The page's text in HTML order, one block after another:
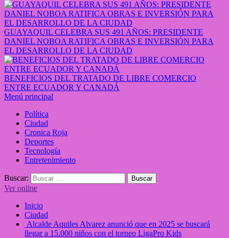
GUAYAQUIL CELEBRA SUS 491 AÑOS: PRESIDENTE
DANIEL NOBOA RATIFICA OBRAS E INVERSIÓN PARA
EL DESARROLLO DE LA CIUDAD
BENEFICIOS DEL TRATADO DE LIBRE COMERCIO
ENTRE ECUADOR Y CANADÁ
Menú principal
Política
Ciudad
Cronica Roja
Deportes
Tecnología
Entretenimiento
Buscar:
Ver online
Inicio
Ciudad
Alcalde Aquiles Alvarez anunció que en 2025 se buscará
llegar a 15.000 niños con el torneo LigaPro Kids